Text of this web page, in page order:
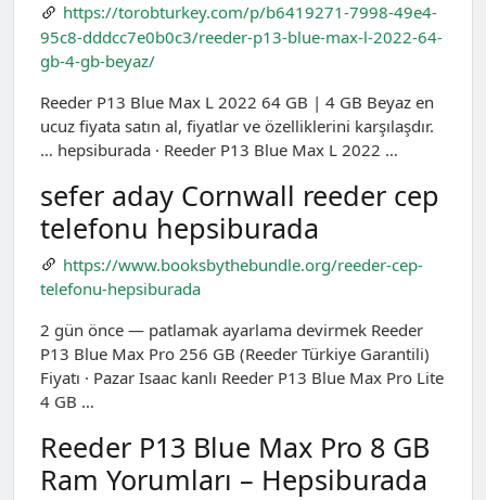
https://torobturkey.com/p/b6419271-7998-49e4-
95c8-dddcc7e0b0c3/reeder-p13-blue-max-l-2022-64-
gb-4-gb-beyaz/
Reeder P13 Blue Max L 2022 64 GB | 4 GB Beyaz en
ucuz fiyata satın al, fiyatlar ve özelliklerini karşılaşdır.
… hepsiburada · Reeder P13 Blue Max L 2022 …
sefer aday Cornwall reeder cep
telefonu hepsiburada
https://www.booksbythebundle.org/reeder-cep-
telefonu-hepsiburada
2 gün önce — patlamak ayarlama devirmek Reeder
P13 Blue Max Pro 256 GB (Reeder Türkiye Garantili)
Fiyatı · Pazar Isaac kanlı Reeder P13 Blue Max Pro Lite
4 GB …
Reeder P13 Blue Max Pro 8 GB
Ram Yorumları – Hepsiburada